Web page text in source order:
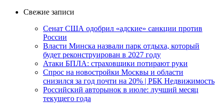
Свежие записи
Сенат США одобрил «адские» санкции против
России
Власти Минска назвали парк отдыха, который
будет реконструирован в 2027 году
Атаки БПЛА: страховщики потирают руки
Спрос на новостройки Москвы и области
снизился за год почти на 20% | РБК Недвижимость
Российский авторынок в июле: лучший месяц
текущего года